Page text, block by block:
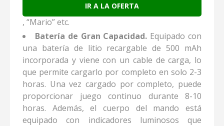
IR A LA OFERTA
, “Mario” etc.
Batería de Gran Capacidad. Equipado con
una batería de litio recargable de 500 mAh
incorporada y viene con un cable de carga, lo
que permite cargarlo por completo en solo 2-3
horas. Una vez cargado por completo, puede
proporcionar juego continuo durante 8-10
horas. Además, el cuerpo del mando está
equipado con indicadores luminosos que